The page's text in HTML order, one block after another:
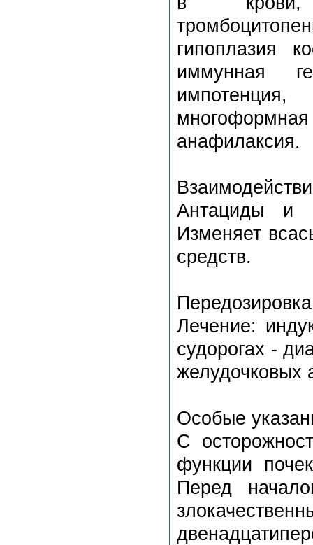
гипоплазия
иммунная
анафилаксия.
Антациды и
Изменяет
средств.
Передозировка
Лечение:
судорогах -
желудочковых
Особые
С
функции
Перед